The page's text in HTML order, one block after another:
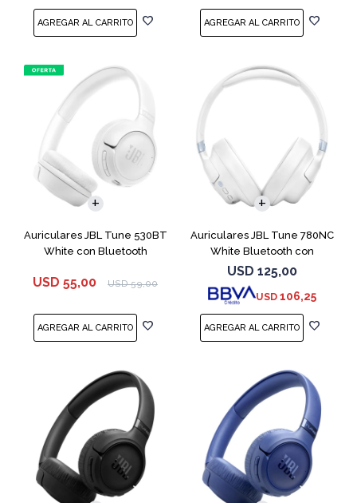
Auriculares JBL Tune 530BT
White con Bluetooth
USD 55,00 USD 59,00
Auriculares JBL Tune 780NC
White Bluetooth con
Micrófono
USD 125,00
USD 106,25